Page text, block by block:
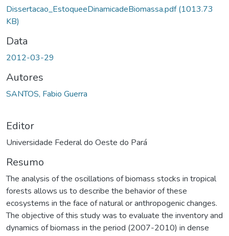
Dissertacao_EstoqueeDinamicadeBiomassa.pdf(1013.73
KB)
Data
2012-03-29
Autores
SANTOS, Fabio Guerra
Editor
Universidade Federal do Oeste do Pará
Resumo
The analysis of the oscillations of biomass stocks in tropical
forests allows us to describe the behavior of these
ecosystems in the face of natural or anthropogenic changes.
The objective of this study was to evaluate the inventory and
dynamics of biomass in the period (2007-2010) in dense